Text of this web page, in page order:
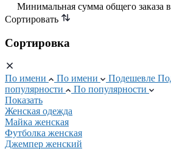
Минимальная сумма общего заказа
Сортировать
Сортировка
По имени По имени Подешевле
популярности
По популярности
Показать
Женская одежда
Майка женская
Футболка женская
Джемпер женский